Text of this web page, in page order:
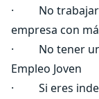
· No trabajar
empresa con
· No tener
Empleo Joven
· Si eres